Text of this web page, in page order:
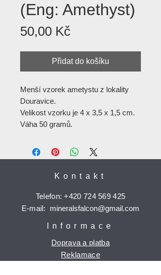
(Eng: Amethyst)
50,00 KčCena
Přidat do košíku
Menší vzorek ametystu z lokality
Douravice.
Velikost vzorku je 4 x 3,5 x 1,5 cm.
Váha 50 gramů.
Kontakt
Telefon:+420 724 569 425
E-mail: mineralsfalcon@gmail.com
Informace
Doprava a platba
Reklamace